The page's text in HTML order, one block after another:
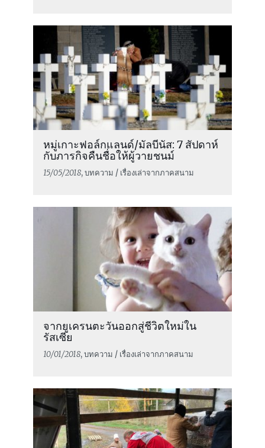
หมู่เกาะฟอล์กแลนด์/มัลบีนัส: 7 สัปดาห์
กับภารกิจคืนชื่อให้ผู้วายชนม์
15/05/2018, บทความ / เรื่องเล่าจากภาคสนาม
จากยูเครนตะวันออกสู่ชีวิตใหม่ใน
รัสเซีย
10/01/2018, บทความ / เรื่องเล่าจากภาคสนาม